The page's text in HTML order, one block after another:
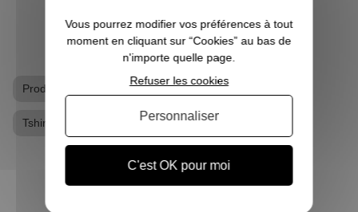
Produits dérivés Harry Potter T-shirt geek
Tshirt Harry Potter
Vous pourrez modifier vos préférences à tout
moment en cliquant sur “Cookies” au bas de
n'importe quelle page.
C'est OK pour moi
Refuser les cookies
Personnaliser